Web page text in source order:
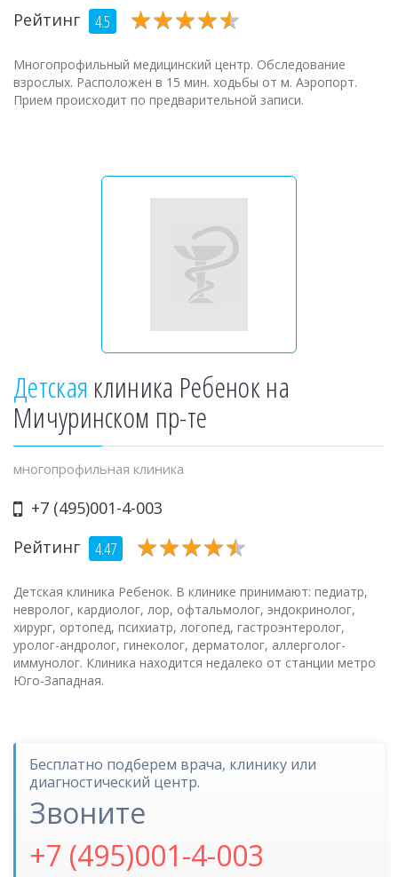
Рейтинг
4.5 ★★★★★
★★★★★
Многопрофильный медицинский центр. Обследование
взрослых. Расположен в 15 мин. ходьбы от м. Аэропорт.
Прием происходит по предварительной записи.
Детская клиника Ребенок на
Мичуринском пр-те
многопрофильная клиника
+7 (495)001-4-003
Рейтинг
4.47 ★★★★★
★★★★★
Детская клиника Ребенок. В клинике принимают: педиатр,
невролог, кардиолог, лор, офтальмолог, эндокринолог,
хирург, ортопед, психиатр, логопед, гастроэнтеролог,
уролог-андролог, гинеколог, дерматолог, аллерголог-
иммунолог. Клиника находится недалеко от станции метро
Юго-Западная.
Бесплатно подберем врача, клинику или
диагностический центр.
Звоните
+7 (495)001-4-003